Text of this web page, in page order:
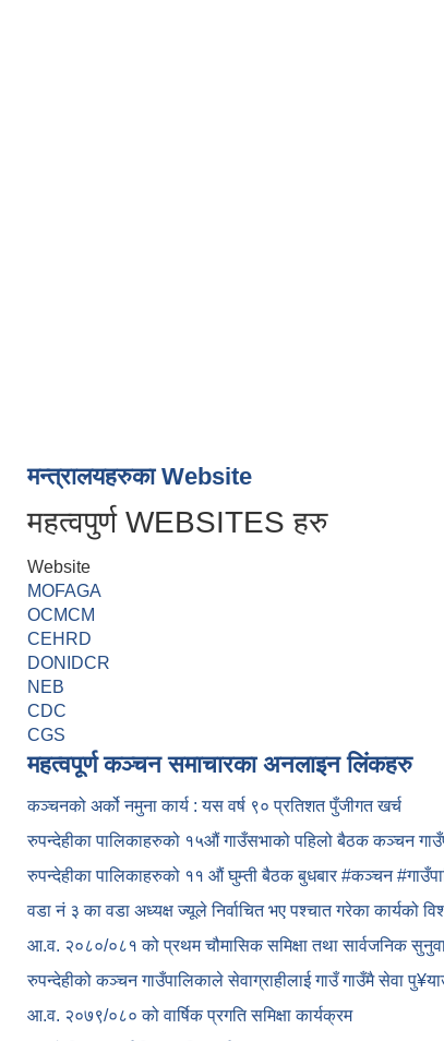
मन्त्रालयहरुका Website
महत्वपुर्ण WEBSITES हरु
Website
MOFAGA
OCMCM
CEHRD
DONIDCR
NEB
CDC
CGS
महत्वपूर्ण कञ्चन समाचारका अनलाइन लिंकहरु
कञ्चनको अर्को नमुना कार्य : यस वर्ष ९० प्रतिशत पुँजीगत खर्च
रुपन्देहीका पालिकाहरुको १५औं गाउँसभाको पहिलो बैठक कञ्चन
रुपन्देहीका पालिकाहरुको ११ औं घुम्ती बैठक बुधबार #कञ्चन
वडा नं ३ का वडा अध्यक्ष ज्यूले निर्वाचित भए पश्चात गरेका कार्यको
आ.व. २०८०/०८१ को प्रथम चौमासिक समिक्षा तथा सार्वजनिक
रुपन्देहीको कञ्चन गाउँपालिकाले सेवाग्राहीलाई गाउँ गाउँमै सेवा
आ.व. २०७९/०८० को वार्षिक प्रगति समिक्षा कार्यक्रम